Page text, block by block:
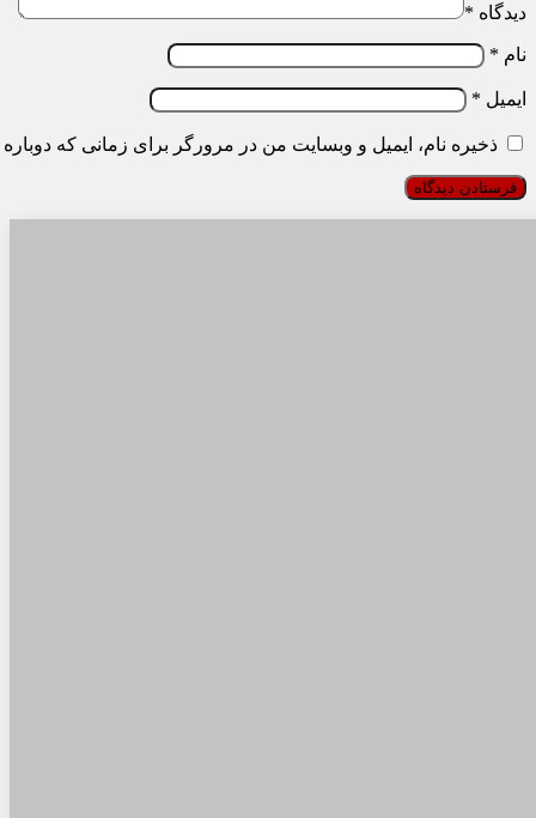
دیدگاه *
نام *
ایمیل *
ذخیره نام، ایمیل و وبسایت من در مرورگر برای زمانی که